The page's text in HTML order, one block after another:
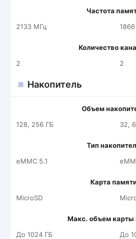
Частота
2133 МГц
Количество
2
2
Накопитель
Объем
128, 256 ГБ
32,
Тип
eMMC 5.1
Карта
MicroSD
Макс. объем карты
До 1024 ГБ
До